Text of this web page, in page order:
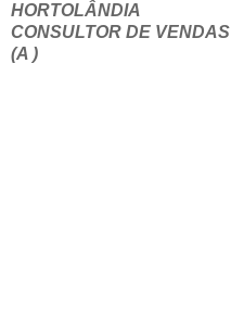
HORTOLÂNDIA
CONSULTOR DE VENDAS
(A )